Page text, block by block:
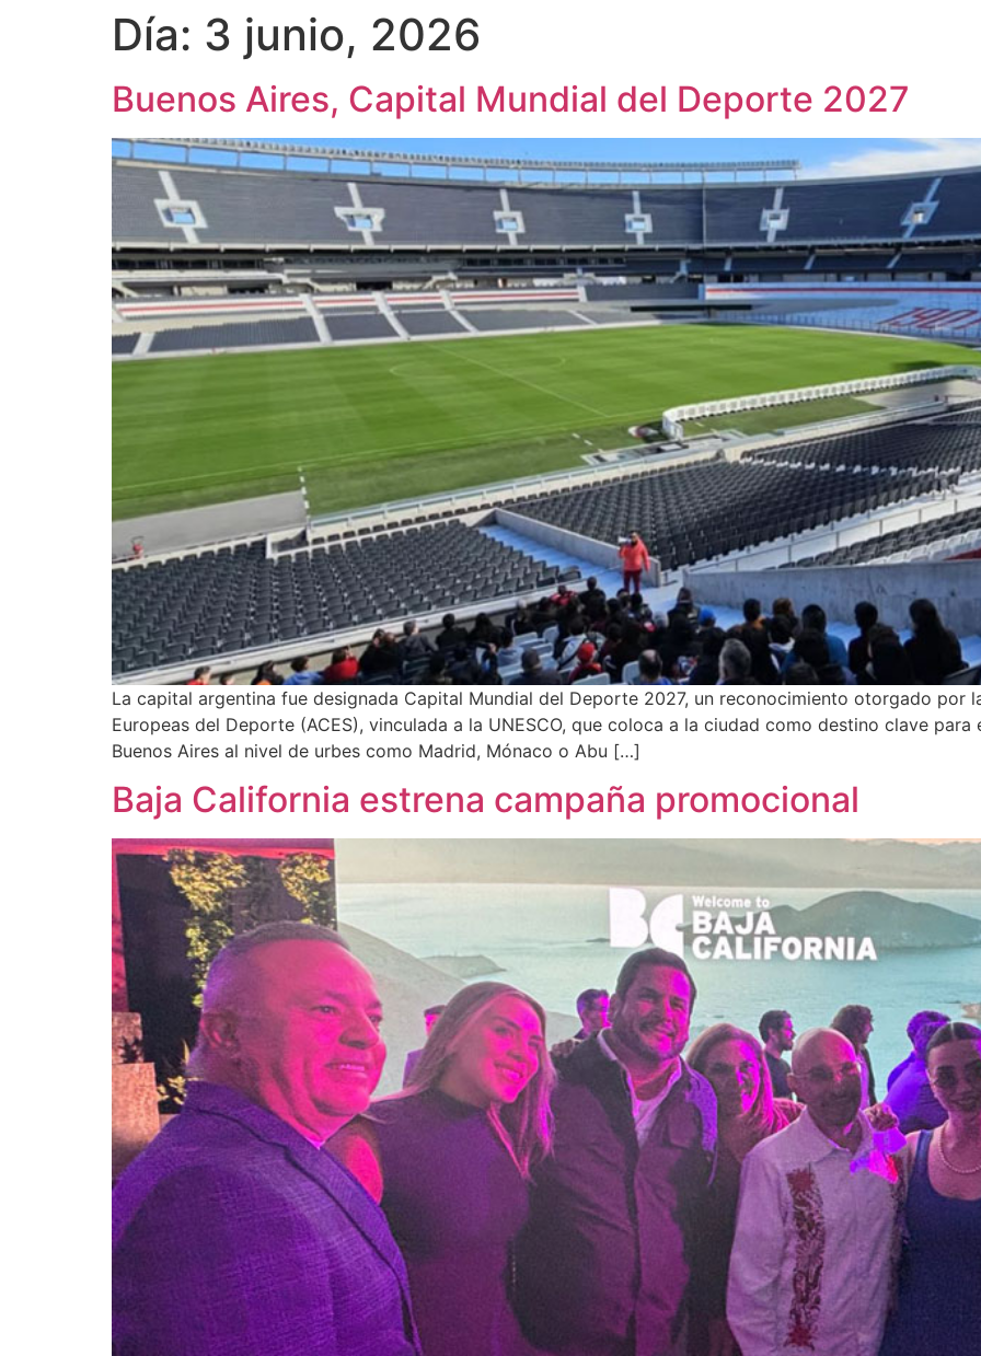
Día: 3 junio, 2026
Buenos Aires, Capital Mundial del Deporte 2027
La capital argentina fue designada Capital Mundial del Deporte 2027, un reconocimiento otorgado por
Europeas del Deporte (ACES), vinculada a la UNESCO, que coloca a la ciudad como destino clave
Buenos Aires al nivel de urbes como Madrid, Mónaco o Abu […]
Baja California estrena campaña promocional